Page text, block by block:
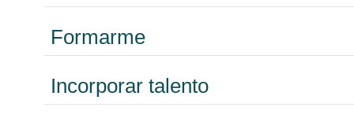
Formarme
Incorporar talento